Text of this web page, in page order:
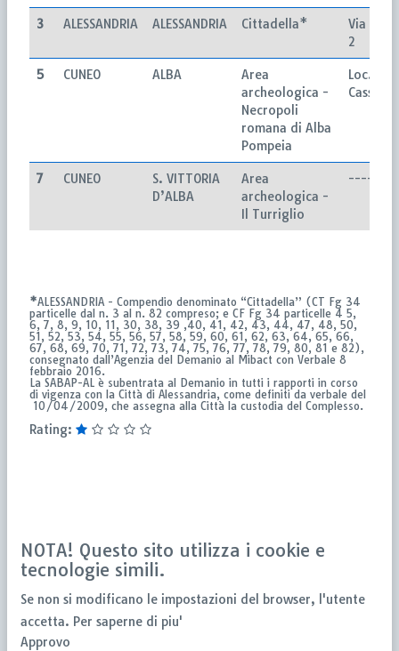
3 ALESSANDRIA ALESSANDRIA Cittadella*
Via
2
5 CUNEO ALBA
Area
archeologica -
Necropoli
romana di Alba
Pompeia
Loc. S.
Cassiano
7 CUNEO
S. VITTORIA
D’ALBA
Area
archeologica -
Il Turriglio
-----
*ALESSANDRIA - Compendio denominato “Cittadella” (CT Fg 34
particelle dal n. 3 al n. 82 compreso; e CF Fg 34 particelle 4 5,
6, 7, 8, 9, 10, 11, 30, 38, 39 ,40, 41, 42, 43, 44, 47, 48, 50,
51, 52, 53, 54, 55, 56, 57, 58, 59, 60, 61, 62, 63, 64, 65, 66,
67, 68, 69, 70, 71, 72, 73, 74, 75, 76, 77, 78, 79, 80, 81 e 82),
consegnato dall’Agenzia del Demanio al Mibact con Verbale 8
febbraio 2016.
La SABAP-AL è subentrata al Demanio in tutti i rapporti in corso
di vigenza con la Città di Alessandria, come definiti da verbale del
10/04/2009, che assegna alla Città la custodia del Complesso.
Rating:
NOTA! Questo sito utilizza i cookie e
tecnologie simili.
Se non si modificano le impostazioni del browser, l'utente
accetta. Per saperne di piu'
Approvo